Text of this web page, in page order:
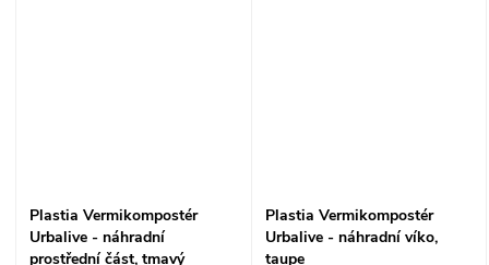
Plastia Vermikompostér
Urbalive - náhradní
prostřední část, tmavý
Plastia Vermikompostér
Urbalive - náhradní víko,
taupe